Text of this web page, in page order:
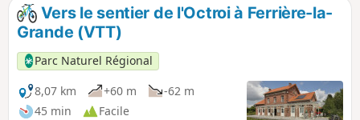
Vers le sentier de l'Octroi à Ferrière-la-
Grande (VTT)
Parc Naturel Régional
8,07 km
+60 m
-62 m
45 min
Facile